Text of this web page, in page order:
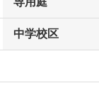
中学校区